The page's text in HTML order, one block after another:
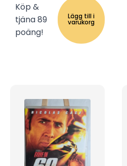
Köp &
tjäna 89
poäng!
Lägg till i
varukorg